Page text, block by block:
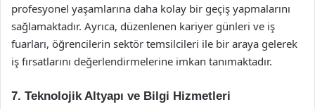
profesyonel yaşamlarına daha kolay bir geçiş yapmalarını
sağlamaktadır. Ayrıca, düzenlenen kariyer günleri ve iş
fuarları, öğrencilerin sektör temsilcileri ile bir araya gelerek
iş fırsatlarını değerlendirmelerine imkan tanımaktadır.
7. Teknolojik Altyapı ve Bilgi Hizmetleri